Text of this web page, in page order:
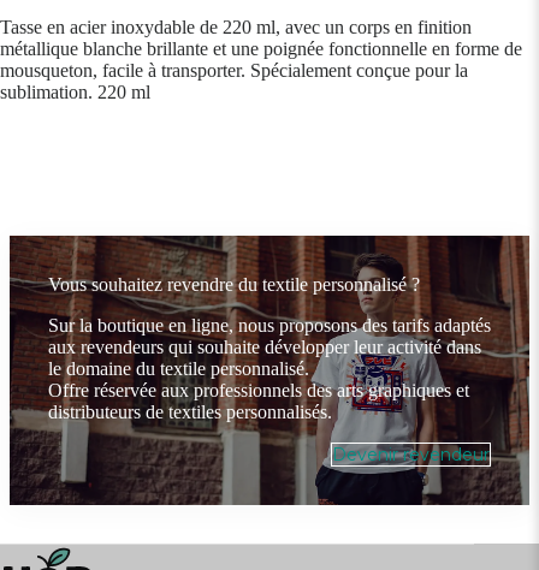
Tasse en acier inoxydable de 220 ml, avec un corps en finition
métallique blanche brillante et une poignée fonctionnelle en forme de
mousqueton, facile à transporter. Spécialement conçue pour la
sublimation. 220 ml
Vous souhaitez revendre du textile personnalisé ?
Sur la boutique en ligne, nous proposons des tarifs adaptés
aux revendeurs qui souhaite développer leur activité dans
le domaine du textile personnalisé.
Offre réservée aux professionnels des arts graphiques et
distributeurs de textiles personnalisés.
Devenir revendeur